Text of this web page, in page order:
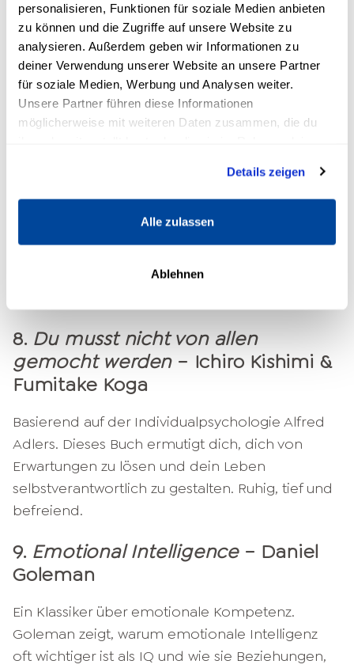
personalisieren, Funktionen für soziale Medien anbieten
zu können und die Zugriffe auf unsere Website zu
analysieren. Außerdem geben wir Informationen zu
deiner Verwendung unserer Website an unsere Partner
für soziale Medien, Werbung und Analysen weiter.
Unsere Partner führen diese Informationen
möglicherweise mit weiteren Daten zusammen, die du
Details zeigen
Alle zulassen
Ablehnen
Dieses Buch erinnert dich an etwas
Entscheidendes: Du musst nichts werden, was
du nicht schon bist.Alexander Müllerverbindet
persönliche Erfahrungen mit klaren Impulsen
für Selbstvertrauen, Verantwortung und innere
Stärke.
– James Clear
Wirkung. James Clear zeigt, wie Gewohnheiten
Veränderung immer im Alltag beginnt. Sehr
8. Du musst nicht von allen
gemocht werden– Ichiro Kishimi &
Fumitake Koga
Basierend auf der Individualpsychologie Alfred
Adlers. Dieses Buch ermutigt dich, dich von
Erwartungen zu lösen und dein Leben
selbstverantwortlich zu gestalten. Ruhig, tief und
befreiend.
9. Emotional Intelligence– Daniel
Goleman
Ein Klassiker über emotionale Kompetenz.
Goleman zeigt, warum emotionale Intelligenz
oft wichtiger ist als IQ und wie sie Beziehungen,